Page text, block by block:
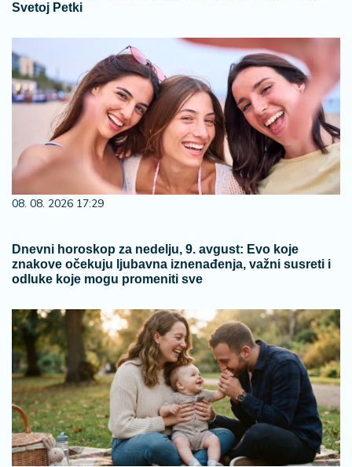
Svetoj Petki
08. 08. 2026 17:29
Dnevni horoskop za nedelju, 9. avgust: Evo koje
znakove očekuju ljubavna iznenađenja, važni susreti i
odluke koje mogu promeniti sve